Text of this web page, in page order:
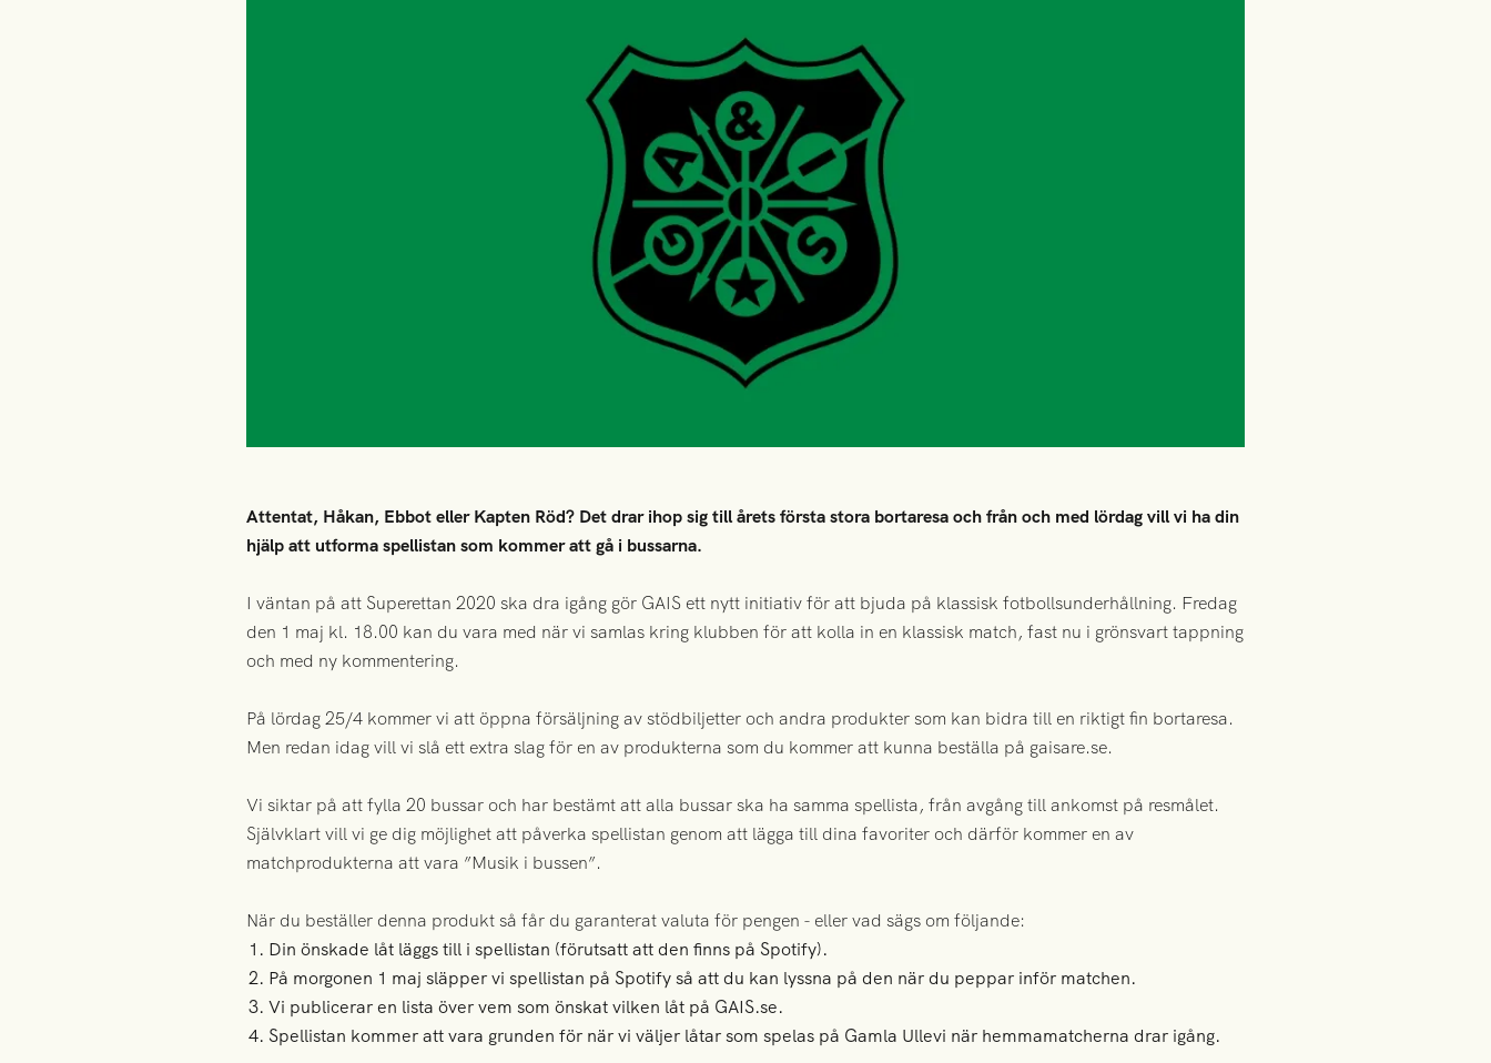
Attentat, Håkan, Ebbot eller Kapten Röd? Det drar ihop sig till årets första stora bortaresa och från och med lördag vill vi ha din
hjälp att utforma spellistan som kommer att gå i bussarna.
I väntan på att Superettan 2020 ska dra igång gör GAIS ett nytt initiativ för att bjuda på klassisk fotbollsunderhållning. Fredag
den 1 maj kl. 18.00 kan du vara med när vi samlas kring klubben för att kolla in en klassisk match, fast nu i grönsvart tappning
och med ny kommentering.
På lördag 25/4 kommer vi att öppna försäljning av stödbiljetter och andra produkter som kan bidra till en riktigt fin bortaresa.
Men redan idag vill vi slå ett extra slag för en av produkterna som du kommer att kunna beställa på gaisare.se.
Vi siktar på att fylla 20 bussar och har bestämt att alla bussar ska ha samma spellista, från avgång till ankomst på resmålet.
Självklart vill vi ge dig möjlighet att påverka spellistan genom att lägga till dina favoriter och därför kommer en av
matchprodukterna att vara ”Musik i bussen”.
När du beställer denna produkt så får du garanterat valuta för pengen - eller vad sägs om följande:
Din önskade låt läggs till i spellistan (förutsatt att den finns på Spotify).
På morgonen 1 maj släpper vi spellistan på Spotify så att du kan lyssna på den när du peppar inför matchen.
Vi publicerar en lista över vem som önskat vilken låt på GAIS.se.
Spellistan kommer att vara grunden för när vi väljer låtar som spelas på Gamla Ullevi när hemmamatcherna drar igång.